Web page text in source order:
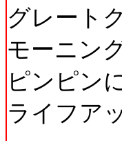
グレート
モーニン
ピンピン
ライフア